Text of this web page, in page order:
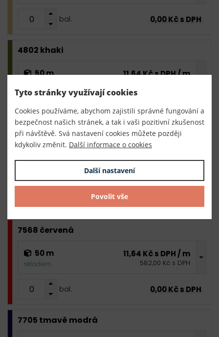
bal. 0,00 Kč s DPH
4802 khaki
50 m 11,64 Kč s DPH / m
bal. 0,00 Kč s DPH
7001 černá
50 m 11,64 Kč s DPH / m
7568 červená
50 m
skladem
11,64 Kč s DPH / m
582,00 Kč s DPH
bal. 0,00 Kč s DPH
7705 tmavě modrá
Tyto stránky využívají cookies
Cookies používáme, abychom zajistili správné fungování a
bezpečnost našich stránek, a tak i vaši pozitivní zkušenost
při návštěvě. Svá nastavení cookies můžete později
kdykoliv změnit. Další informace o cookies
Další nastavení
Povolit vše